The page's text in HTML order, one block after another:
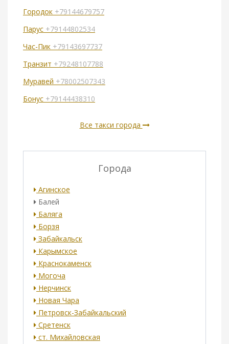
Городок +79144679757
Парус +79144802534
Час-Пик +79143697737
Транзит +79248107788
Муравей +78002507343
Бонус +79144438310
Все такси города
Города
Агинское
Балей
Баляга
Борзя
Забайкальск
Карымское
Краснокаменск
Могоча
Нерчинск
Новая Чара
Петровск-Забайкальский
Сретенск
ст. Михайловская